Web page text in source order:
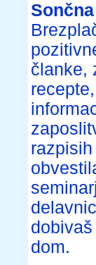
članke,
recepte,
razpisih
dom.